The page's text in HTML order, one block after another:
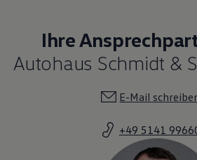
Ihre
Autohaus Schmidt &
E-Mail
+49 5141